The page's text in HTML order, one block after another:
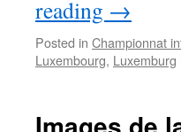
reading →
Posted in Championnat
Luxembourg, Luxemburg